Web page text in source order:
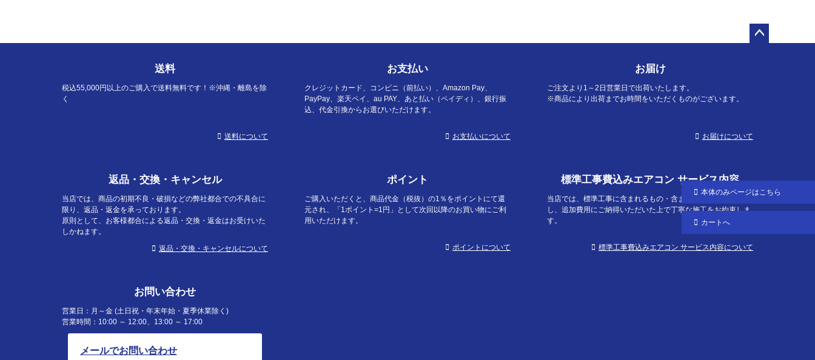
カートへ
本体のみページはこちら
送料
税込55,000円以上のご購入で送料無料です！※沖縄・離島を除
く
送料について
お支払い
クレジットカード、コンビニ（前払い）、Amazon Pay、
PayPay、楽天ペイ、au PAY、あと払い（ペイディ）、銀行振
込、代金引換からお選びいただけます。
お支払いについて
お届け
ご注文より1～2日営業日で出荷いたします。
※商品により出荷までお時間をいただくものがございます。
お届けについて
返品・交換・キャンセル
当店では、商品の初期不良・破損などの弊社都合での不具合に
限り、返品・返金を承っております。
原則として、お客様都合による返品・交換・返金はお受けいた
しかねます。
返品・交換・キャンセルについて
ポイント
ご購入いただくと、商品代金（税抜）の1％をポイントにて還
元され、「1ポイント=1円」として次回以降のお買い物にご利
用いただけます。
ポイントについて
標準工事費込みエアコン サービス内容
当店では、標準工事に含まれるもの・含まれないものを明確に
し、追加費用にご納得いただいた上で丁寧な施工をお約束しま
す。
標準工事費込みエアコン サービス内容について
お問い合わせ
営業日：月～金 (土日祝・年末年始・夏季休業除く)
営業時間：10:00 ～ 12:00、13:00 ～ 17:00
メールでお問い合わせ